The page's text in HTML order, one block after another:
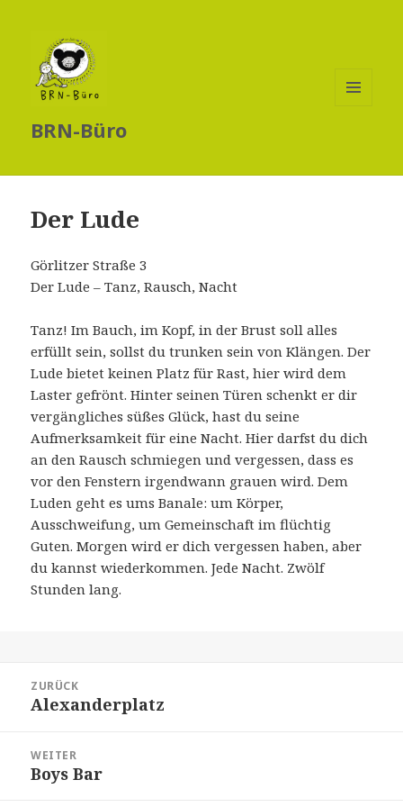
BRN-Büro
Der Lude
Görlitzer Straße 3
Der Lude – Tanz, Rausch, Nacht
Tanz! Im Bauch, im Kopf, in der Brust soll alles
erfüllt sein, sollst du trunken sein von Klängen. Der
Lude bietet keinen Platz für Rast, hier wird dem
Laster gefrönt. Hinter seinen Türen schenkt er dir
vergängliches süßes Glück, hast du seine
Aufmerksamkeit für eine Nacht. Hier darfst du dich
an den Rausch schmiegen und vergessen, dass es
vor den Fenstern irgendwann grauen wird. Dem
Luden geht es ums Banale: um Körper,
Ausschweifung, um Gemeinschaft im flüchtig
Guten. Morgen wird er dich vergessen haben, aber
du kannst wiederkommen. Jede Nacht. Zwölf
Stunden lang.
ZURÜCK
Vorheriger
Alexanderplatz
WEITER
Nächster
Boys Bar